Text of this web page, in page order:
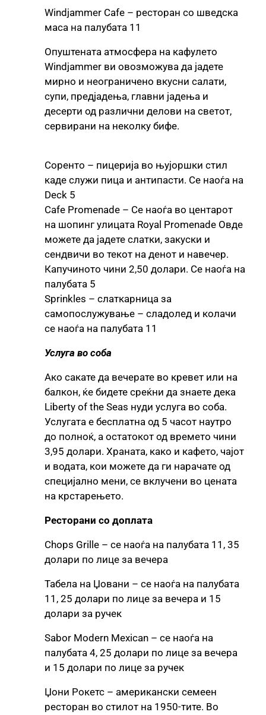
Windjammer Cafe – ресторан со шведска
маса на палубата 11
Опуштената атмосфера на кафулето
Windjammer ви овозможува да јадете
мирно и неограничено вкусни салати,
супи, предјадења, главни јадења и
десерти од различни делови на светот,
сервирани на неколку бифе.
Соренто – пицерија во њујоршки стил
каде служи пица и антипасти. Се наоѓа на
Deck 5
Cafe Promenade – Се наоѓа во центарот
на шопинг улицата Royal Promenade Овде
можете да јадете слатки, закуски и
сендвичи во текот на денот и навечер.
Капучиното чини 2,50 долари. Се наоѓа на
палубата 5
Sprinkles – слаткарница за
самопослужување – сладолед и колачи
се наоѓа на палубата 11
Услуга во соба
Ако сакате да вечерате во кревет или на
балкон, ќе бидете среќни да знаете дека
Liberty of the Seas нуди услуга во соба.
Услугата е бесплатна од 5 часот наутро
до полноќ, а остатокот од времето чини
3,95 долари. Храната, како и кафето, чајот
и водата, кои можете да ги нарачате од
специјално мени, се вклучени во цената
на крстарењето.
Ресторани со доплата
Chops Grille – се наоѓа на палубата 11, 35
долари по лице за вечера
Табела на Џовани – се наоѓа на палубата
11, 25 долари по лице за вечера и 15
долари за ручек
Sabor Modern Mexican – се наоѓа на
палубата 4, 25 долари по лице за вечера
и 15 долари по лице за ручек
Џони Рокетс – американски семеен
ресторан во стилот на 1950-тите. Во